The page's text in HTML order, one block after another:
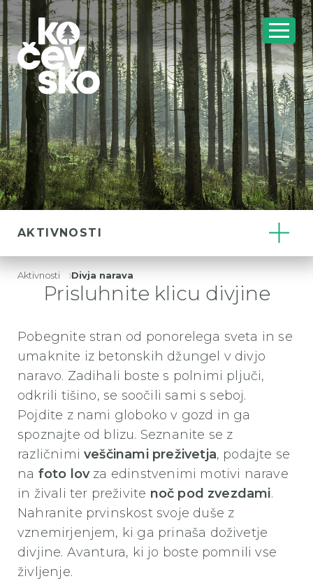
AKTIVNOSTI
Drobtinice
Aktivnosti Divja narava
Prisluhnite klicu divjine
Pobegnite stran od ponorelega sveta in se
umaknite iz betonskih džungel v divjo
naravo. Zadihali boste s polnimi pljuči,
odkrili tišino, se soočili sami s seboj.
Pojdite z nami globoko v gozd in ga
spoznajte od blizu. Seznanite se z
različnimiveščinami preživetja, podajte se
na foto lovza edinstvenimi motivi narave
in živali ter preživite noč pod zvezdami.
Nahranite prvinskost svoje duše z
vznemirjenjem, ki ga prinaša doživetje
divjine. Avantura, ki jo boste pomnili vse
življenje.